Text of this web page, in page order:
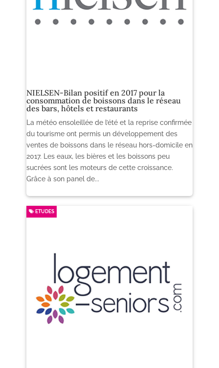
NIELSEN-Bilan positif en 2017 pour la
consommation de boissons dans le réseau
des bars, hôtels et restaurants
La météo ensoleillée de l’été et la reprise confirmée
du tourisme ont permis un développement des
ventes de boissons dans le réseau hors-domicile en
2017. Les eaux, les bières et les boissons peu
sucrées sont les moteurs de cette croissance.
Grâce à son panel de...
ETUDES